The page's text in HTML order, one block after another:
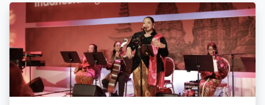
https://bkpmkuburaya.org
https://bkpmlandak.org
https://bkpmmelawi.org
https://bkpmmempawah.org